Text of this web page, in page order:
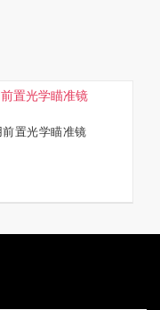
置光学瞄准镜